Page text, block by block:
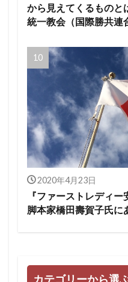
から見えてくるもの
統一教会（国際勝共連
2020年4月23日
『ファーストレディ
脚本家橋田壽賀子氏に
カテゴリーから選